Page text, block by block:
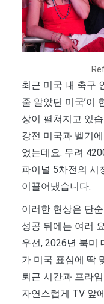
최근 미국 내 축구
줄 알았던 미국’이
상이 펼쳐지고 있
강전 미국과 벨기
었는데요. 무려
파이널 5차전의 시
이끌어냈습니다.
이러한 현상은 단
성공 뒤에는 여러
우선, 2026년 북미
가 미국 표심에 딱
퇴근 시간과 프라
자연스럽게 TV 앞